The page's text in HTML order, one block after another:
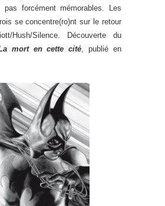
pas forcément mémorables. Les
se concentre(ro)nt sur le retour
Hush/Silence. Découverte du
mort en cette cité, publié en